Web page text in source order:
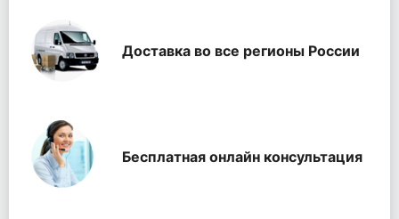
Доставка во все регионы России
Бесплатная онлайн консультация